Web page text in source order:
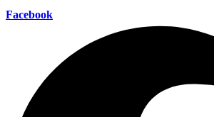
Facebook